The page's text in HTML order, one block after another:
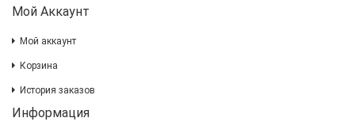
Мой Аккаунт
Мой аккаунт
Корзина
История заказов
Информация